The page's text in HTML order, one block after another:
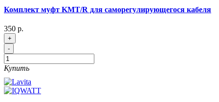
Комплект муфт KMT/R для саморегулирующегося кабеля
350 р.
+
-
Купить